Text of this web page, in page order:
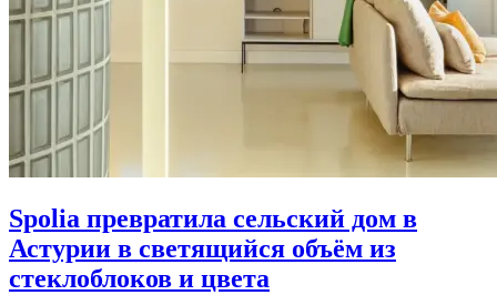
Spolia превратила сельский дом в
Астурии в светящийся объём из
стеклоблоков и цвета